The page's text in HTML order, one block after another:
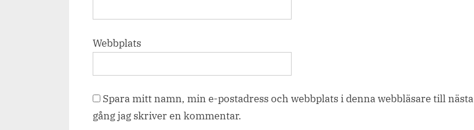
Webbplats
Spara mitt namn, min e-postadress och webbplats i denna webbläsare till nästa
gång jag skriver en kommentar.